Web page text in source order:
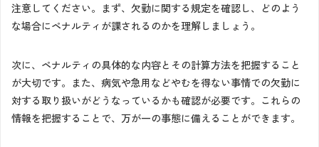
注意してください。まず、欠勤に関する規定を確認し、どのよう
な場合にペナルティが課されるのかを理解しましょう。
次に、ペナルティの具体的な内容とその計算方法を把握すること
が大切です。また、病気や急用などやむを得ない事情での欠勤に
対する取り扱いがどうなっているかも確認が必要です。これらの
情報を把握することで、万が一の事態に備えることができます。